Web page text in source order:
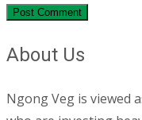
About Us
Ngong Veg is viewed